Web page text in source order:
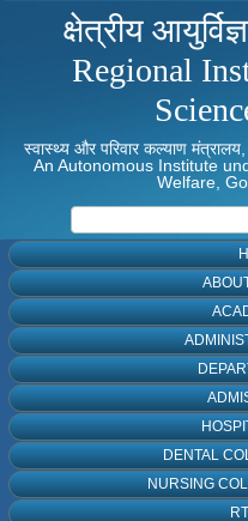
क्षेत्रीय
Regional
स्वास्थ्य और परिवार कल्याण
An Autonomous Institute
Welfare,
DENTAL
NURSING